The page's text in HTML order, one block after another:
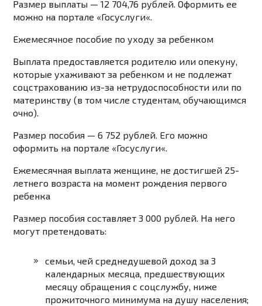
Размер выплаты — 12 704,76 рублей. Оформить ее
можно на портале «Госуслуги«.
Ежемесячное пособие по уходу за ребенком
Выплата предоставляется родителю или опекуну,
которые ухаживают за ребенком и не подлежат
соцстрахованию из-за нетрудоспособности или по
материнству (в том числе студентам, обучающимся
очно).
Размер пособия — 6 752 рублей. Его можно
оформить на портале «Госуслуги«.
Ежемесячная выплата женщине, не достигшей 25-
летнего возраста на момент рождения первого
ребенка
Размер пособия составляет 3 000 рублей. На него
могут претендовать:
семьи, чей среднедушевой доход за 3
календарных месяца, предшествующих
месяцу обращения с соцслужбу, ниже
прожиточного минимума на душу населения;